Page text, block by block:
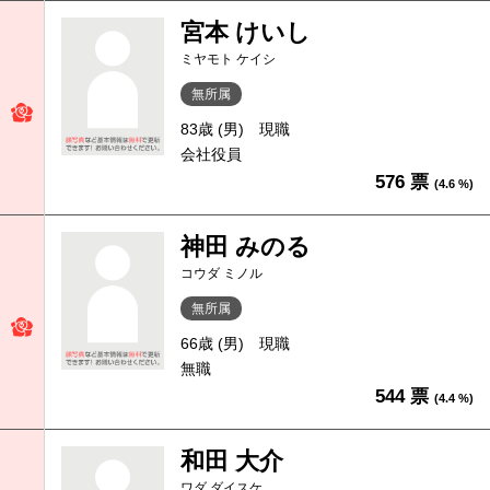
宮本 けいし
ミヤモト ケイシ
無所属
83歳 (男)
現職
会社役員
576 票 (4.6 %)
神田 みのる
コウダ ミノル
無所属
66歳 (男)
現職
無職
544 票 (4.4 %)
和田 大介